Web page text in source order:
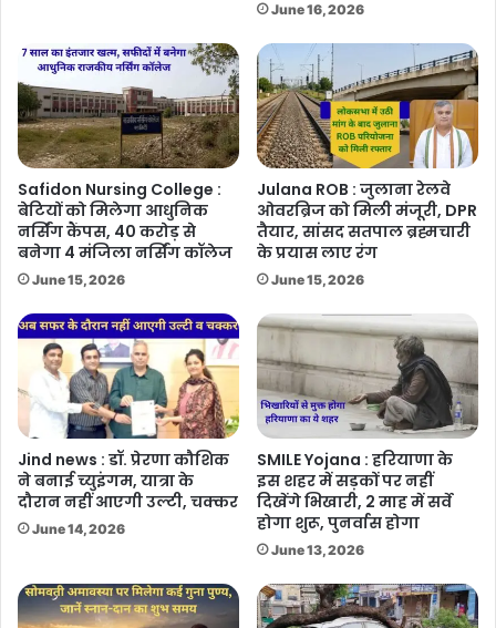
June 16, 2026
Safidon Nursing College :
बेटियों को मिलेगा आधुनिक
नर्सिंग कैंपस, 40 करोड़ से
बनेगा 4 मंजिला नर्सिंग कॉलेज
June 15, 2026
Julana ROB : जुलाना रेलवे
ओवरब्रिज को मिली मंजूरी, DPR
तैयार, सांसद सतपाल ब्रह्मचारी
के प्रयास लाए रंग
June 15, 2026
Jind news : डॉ. प्रेरणा कौशिक
ने बनाई च्युइंगम, यात्रा के
दौरान नहीं आएगी उल्टी, चक्कर
June 14, 2026
SMILE Yojana : हरियाणा के
इस शहर में सड़कों पर नहीं
दिखेंगे भिखारी, 2 माह में सर्वे
होगा शुरू, पुनर्वास होगा
June 13, 2026